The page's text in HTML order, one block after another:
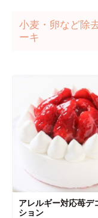
小麦・卵など除
ーキ
アレルギー対応苺デ
ション